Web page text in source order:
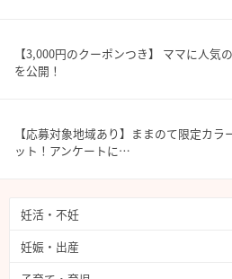
【3,000円のクーポンつき】 ママに人気
を公開！
【応募対象地域あり】ままのて限定カラ
ット！アンケートに…
妊活・不妊
妊娠・出産